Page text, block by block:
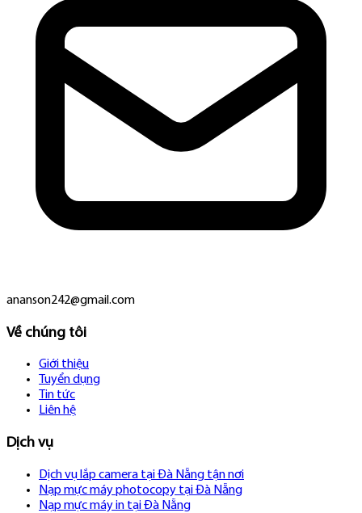
ananson242@gmail.com
Về chúng tôi
Giới thiệu
Tuyển dụng
Tin tức
Liên hệ
Dịch vụ
Dịch vụ lắp camera tại Đà Nẵng tận nơi
Nạp mực máy photocopy tại Đà Nẵng
Nạp mực máy in tại Đà Nẵng